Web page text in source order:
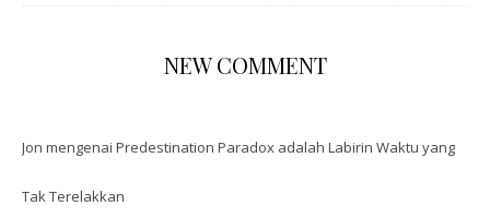
NEW COMMENT
Jon mengenai Predestination Paradox adalah Labirin Waktu yang
Tak Terelakkan